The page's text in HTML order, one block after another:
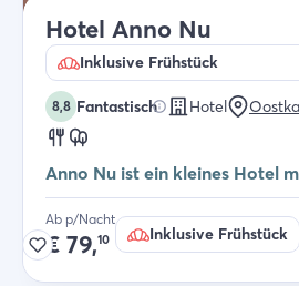
Hotel Anno Nu
Inklusive Frühstück
8,8 Fantastisch Hotel
Anno Nu ist ein kleines Hotel
Ab p/Nacht
€ 79,10 Inklusive Frühstück